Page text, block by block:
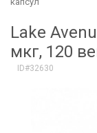
Lake
мкг, 120
ID#32630